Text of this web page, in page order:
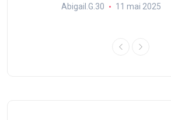
Abigail.G.30 11 mai 2025